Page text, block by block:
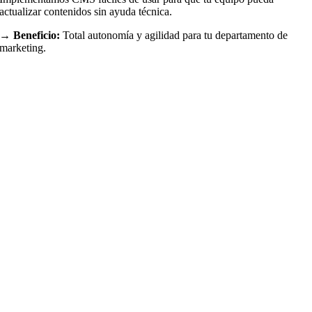
actualizar contenidos sin ayuda técnica.
→ Beneficio: Total autonomía y agilidad para tu departamento de
marketing.